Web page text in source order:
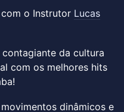
o Instrutor Lucas
da cultura
com os melhores hits
dinâmicos e